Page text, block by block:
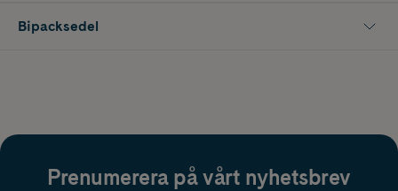
Bipacksedel
Prenumerera på vårt nyhetsbrev